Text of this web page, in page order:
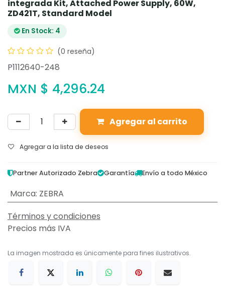
integrada Kit, Attached Power Supply, 60W,
ZD421T, Standard Model
En Stock: 4
(0 reseña)
P1112640-248
MXN $ 4,296.24
Agregar al carrito
Agregar a la lista de deseos
Partner Autorizado Zebra Garantía Envío a todo México
Marca: ZEBRA
Términos y condiciones
Precios más IVA
La imagen mostrada es únicamente para fines ilustrativos.